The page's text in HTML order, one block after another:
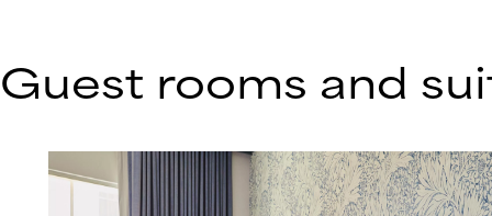
Guest rooms and